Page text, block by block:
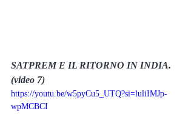
SATPREM E IL RITORNO IN INDIA.
(video 7)
https://youtu.be/w5pyCu5_UTQ?si=luliIMJp-
wpMCBCI